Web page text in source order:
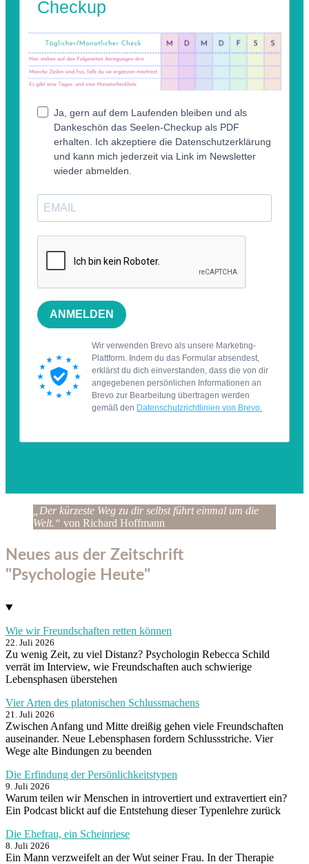
„Der kürzeste Weg zu dir selbst führt einmal um die
Welt.“ von Richard Hoffmann
Neues aus der Zeitschrift
"Psychologie Heute"
Wie wir Freundschaften retten können
22. Juli 2026
Zu wenig Zeit, zu viel Distanz? Psychologin Rebecca Schild
verrät im Interview, wie Freundschaften auch schwierige
Lebensphasen überstehen
Vier Arten des platonischen Schlussmachens
21. Juli 2026
Zwischen Anfang und Mitte dreißig gehen viele Freundschaften
auseinander. Neue Lebensphasen fordern Schlussstriche. Vier
Wege alte Bindungen zu beenden
Die Erfindung der Persönlichkeitstypen
9. Juli 2026
Warum teilen wir Menschen in introvertiert und extravertiert ein?
Ein Podcast blickt auf die Entstehung dieser Typenlehre zurück
Die Ehefrau, ein Scheinriese
8. Juli 2026
Ein Mann verzweifelt an der Wut seiner Frau. In der Therapie